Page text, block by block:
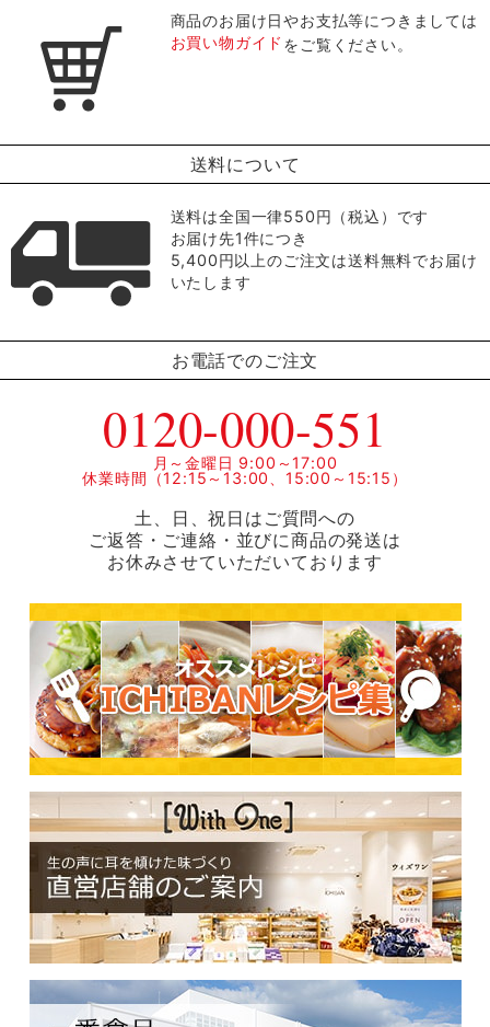
商品のお届け日やお支払等につきましては
お買い物ガイド をご覧ください。
送料について
送料は全国一律550円（税込）です
お届け先1件につき
5,400円以上のご注文は送料無料でお届け
いたします
お電話でのご注文
0120-000-551
月～金曜日 9:00～17:00
休業時間（12:15～13:00、15:00～15:15）
土、日、祝日はご質問への
ご返答・ご連絡・並びに商品の発送は
お休みさせていただいております